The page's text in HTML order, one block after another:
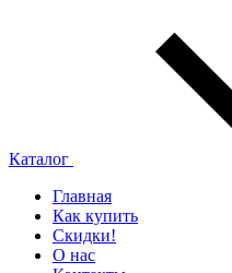
Каталог
Главная
Как купить
Скидки!
О нас